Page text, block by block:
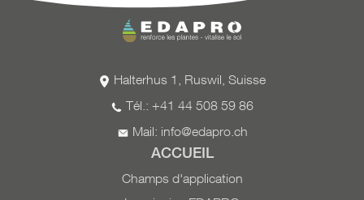
Halterhus 1, Ruswil, Suisse
Tél.: +41 44 508 59 86
Mail: info@edapro.ch
ACCUEIL
Champs d'application